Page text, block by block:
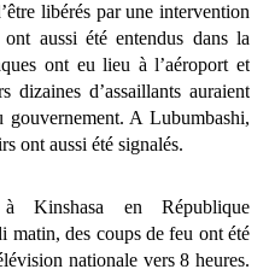
libérés par une intervention
aussi été entendus dans la
ont eu lieu à l’aéroport et
dizaines d’assaillants auraient
gouvernement. A Lubumbashi,
ont aussi été signalés.
Kinshasa en République
matin, des coups de feu ont été
nationale vers 8 heures.